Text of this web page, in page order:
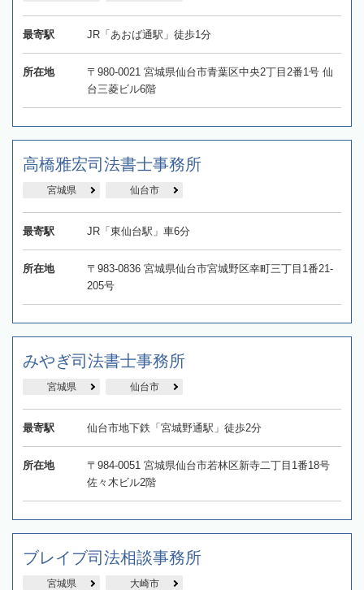
最寄駅 JR「あおば通駅」徒歩1分
所在地
〒980-0021 宮城県仙台市青葉区中央2丁目2番1号 仙
台三菱ビル6階
高橋雅宏司法書士事務所
宮城県 仙台市
最寄駅 JR「東仙台駅」車6分
所在地
〒983-0836 宮城県仙台市宮城野区幸町三丁目1番21-
205号
みやぎ司法書士事務所
宮城県 仙台市
最寄駅 仙台市地下鉄「宮城野通駅」徒歩2分
所在地
〒984-0051 宮城県仙台市若林区新寺二丁目1番18号
佐々木ビル2階
ブレイブ司法相談事務所
宮城県 大崎市